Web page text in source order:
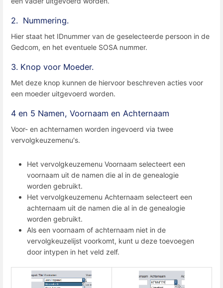
2. Nummering.
Hier staat het IDnummer van de geselecteerde persoon in de
Gedcom, en het eventuele SOSA nummer.
3. Knop voor Moeder.
Met deze knop kunnen de hiervoor beschreven acties voor
een moeder uitgevoerd worden.
4 en 5 Namen, Voornaam en Achternaam
Voor- en achternamen worden ingevoerd via twee
vervolgkeuzemenu's.
Het vervolgkeuzemenu Voornaam selecteert een
voornaam uit de namen die al in de genealogie
worden gebruikt.
Het vervolgkeuzemenu Achternaam selecteert een
achternaam uit de namen die al in de genealogie
worden gebruikt.
Als een voornaam of achternaam niet in de
vervolgkeuzelijst voorkomt, kunt u deze toevoegen
door intypen in het veld zelf.